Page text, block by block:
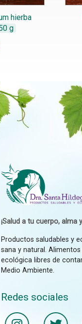
hierba
g
¡Salud a tu cuerpo, alma
Productos saludables y
sana y natural.
ecológica libres de
Medio Ambiente.
Redes sociales